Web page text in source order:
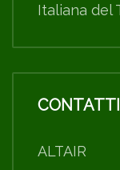
Italiana del
CONTATTI
ALTAIR